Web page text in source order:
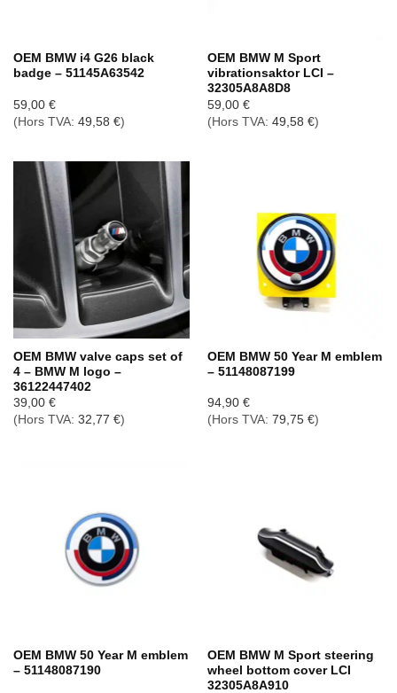
OEM BMW i4 G26 black
badge – 51145A63542
59,00 €
(Hors TVA: 49,58 €)
OEM BMW M Sport
vibrationsaktor LCI –
32305A8A8D8
59,00 €
(Hors TVA: 49,58 €)
OEM BMW valve caps set of
4 – BMW M logo –
36122447402
39,00 €
(Hors TVA: 32,77 €)
OEM BMW 50 Year M emblem
– 51148087199
94,90 €
(Hors TVA: 79,75 €)
OEM BMW 50 Year M emblem
– 51148087190
OEM BMW M Sport steering
wheel bottom cover LCI
32305A8A910